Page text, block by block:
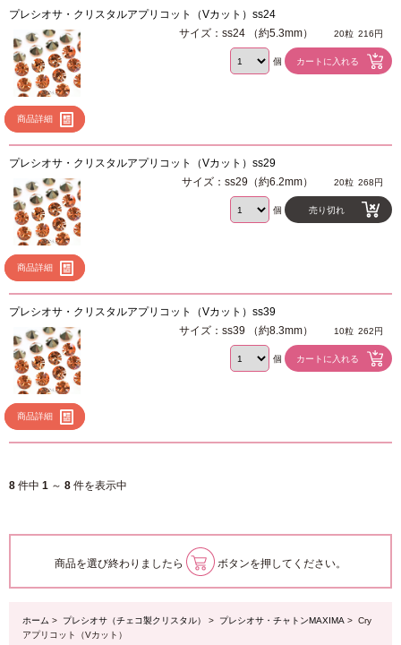
プレシオサ・クリスタルアプリコット（Vカット）ss24
商品詳細
サイズ：ss24 （約5.3mm） 20粒 216円
個
プレシオサ・クリスタルアプリコット（Vカット）ss29
商品詳細
サイズ：ss29（約6.2mm） 20粒 268円
個 売り切れ
プレシオサ・クリスタルアプリコット（Vカット）ss39
商品詳細
サイズ：ss39 （約8.3mm） 10粒 262円
個
8 件中 1 ～ 8 件を表示中
商品を選び終わりましたら ボタンを押してください。
ホーム > プレシオサ（チェコ製クリスタル） > プレシオサ・チャトンMAXIMA > Cry
アプリコット（Vカット）